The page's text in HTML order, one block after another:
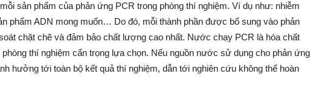
sản phẩm của phản ứng PCR trong phòng thí nghiệm. Ví dụ như: nhiễm
phẩm ADN mong muốn… Do đó, mỗi thành phần được bổ sung vào phản
chặt chẽ và đảm bảo chất lượng cao nhất. Nước chạy PCR là hóa chất
thí nghiệm cẩn trọng lựa chọn. Nếu nguồn nước sử dụng cho phản ứng
hưởng tới toàn bộ kết quả thí nghiệm, dẫn tới nghiên cứu không thể hoàn